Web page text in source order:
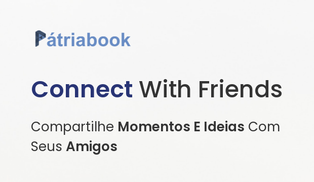
Connect With Friends
Compartilhe Momentos E Ideias Com
Seus Amigos